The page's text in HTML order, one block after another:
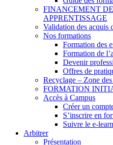
FINANCEMENT
APPRENTISSAGE
Validation des acquis
Nos formations
Formation des
Formation de
Devenir
Offres de
Recyclage – Zone
FORMATION
Accès à Campus
Créer un
S’inscrire en
Suivre le e-
Arbitrer
Présentation